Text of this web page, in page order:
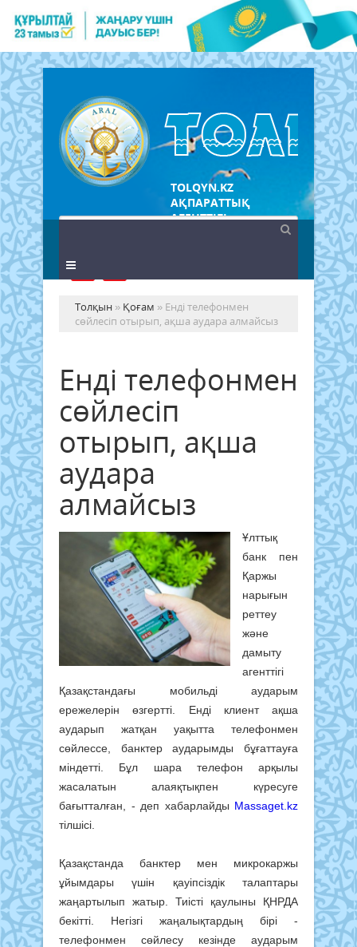
TOLQYN.KZ
АҚПАРАТТЫҚ
АГЕНТТІГІ
Толқын » Қоғам » Енді телефонмен
сөйлесіп отырып, ақша аудара алмайсыз
Енді телефонмен
сөйлесіп
отырып, ақша
аудара
алмайсыз
Ұлттық
банк пен
Қаржы
нарығын
реттеу
және
дамыту
агенттігі
Қазақстандағы мобильді аударым
ережелерін өзгертті. Енді клиент ақша
аударып жатқан уақытта телефонмен
сөйлессе, банктер аударымды бұғаттауға
міндетті. Бұл шара телефон арқылы
жасалатын алаяқтықпен күресуге
бағытталған, - деп хабарлайды Massaget.kz
тілшісі.
Қазақстанда банктер мен микрокаржы
ұйымдары үшін қауіпсіздік талаптары
жаңартылып жатыр. Тиісті қаулыны ҚНРДА
бекітті. Негізгі жаңалықтардың бірі -
телефонмен сөйлесу кезінде аударым